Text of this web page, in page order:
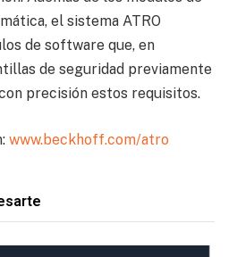
el sistema ATRO
de software que, en
de seguridad previamente
precisión estos requisitos.
www.beckhoff.com/atro